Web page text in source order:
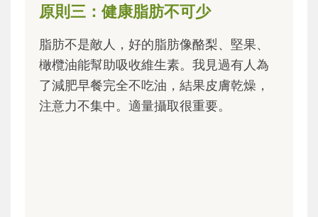
原則三：健康脂肪不可少
脂肪不是敵人，好的脂肪像酪梨、堅果、
橄欖油能幫助吸收維生素。我見過有人為
了減肥早餐完全不吃油，結果皮膚乾燥，
注意力不集中。適量攝取很重要。